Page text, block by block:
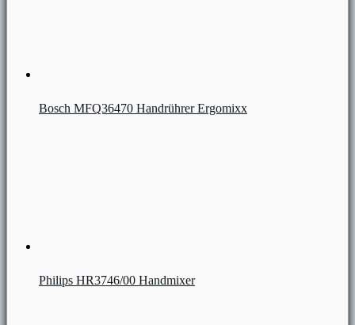
Bosch MFQ36470 Handrührer Ergomixx
Philips HR3746/00 Handmixer